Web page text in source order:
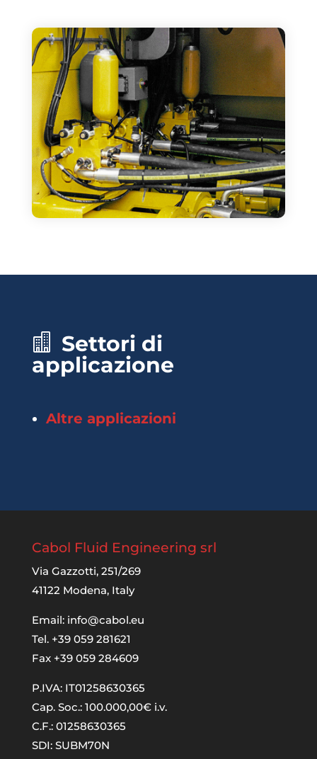
Settori di
applicazione
Altre applicazioni
Cabol Fluid Engineering srl
Via Gazzotti, 251/269
41122 Modena, Italy
Email: info@cabol.eu
Tel. +39 059 281621
Fax +39 059 284609
P.IVA: IT01258630365
Cap. Soc.: 100.000,00€ i.v.
C.F.: 01258630365
SDI: SUBM70N